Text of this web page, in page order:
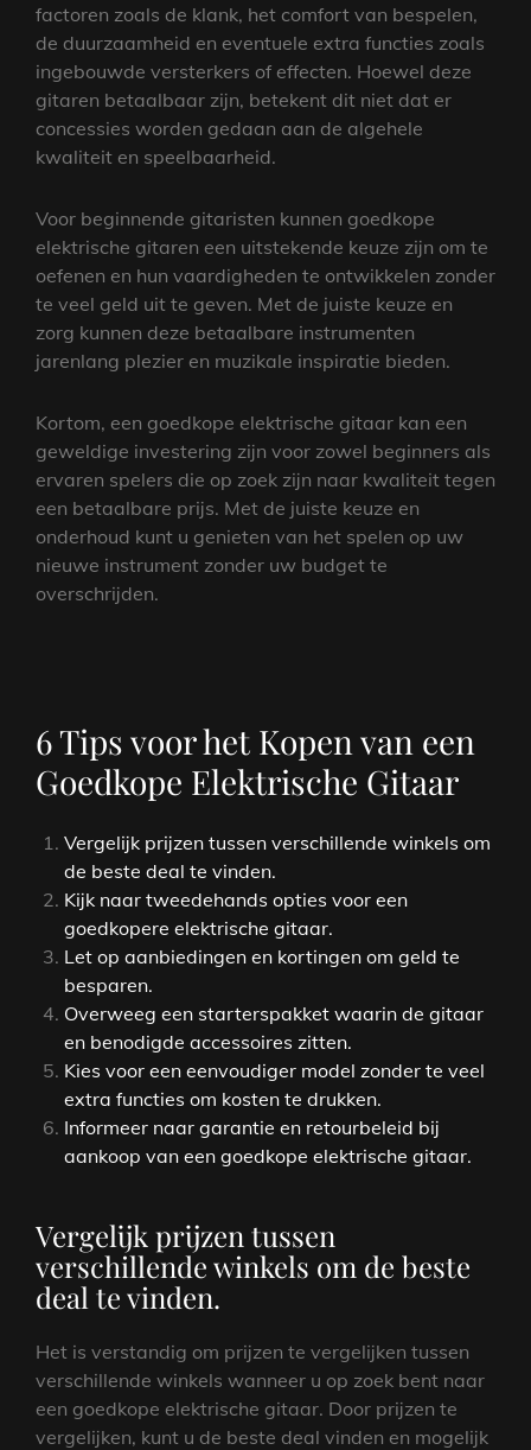
factoren zoals de klank, het comfort van bespelen,
de duurzaamheid en eventuele extra functies zoals
ingebouwde versterkers of effecten. Hoewel deze
gitaren betaalbaar zijn, betekent dit niet dat er
concessies worden gedaan aan de algehele
kwaliteit en speelbaarheid.
Voor beginnende gitaristen kunnen goedkope
elektrische gitaren een uitstekende keuze zijn om te
oefenen en hun vaardigheden te ontwikkelen zonder
te veel geld uit te geven. Met de juiste keuze en
zorg kunnen deze betaalbare instrumenten
jarenlang plezier en muzikale inspiratie bieden.
Kortom, een goedkope elektrische gitaar kan een
geweldige investering zijn voor zowel beginners als
ervaren spelers die op zoek zijn naar kwaliteit tegen
een betaalbare prijs. Met de juiste keuze en
onderhoud kunt u genieten van het spelen op uw
nieuwe instrument zonder uw budget te
overschrijden.
6 Tips voor het Kopen van een
Goedkope Elektrische Gitaar
Vergelijk prijzen tussen verschillende winkels om
de beste deal te vinden.
Kijk naar tweedehands opties voor een
goedkopere elektrische gitaar.
Let op aanbiedingen en kortingen om geld te
besparen.
Overweeg een starterspakket waarin de gitaar
en benodigde accessoires zitten.
Kies voor een eenvoudiger model zonder te veel
extra functies om kosten te drukken.
Informeer naar garantie en retourbeleid bij
aankoop van een goedkope elektrische gitaar.
Vergelijk prijzen tussen
verschillende winkels om de beste
deal te vinden.
Het is verstandig om prijzen te vergelijken tussen
verschillende winkels wanneer u op zoek bent naar
een goedkope elektrische gitaar. Door prijzen te
vergelijken, kunt u de beste deal vinden en mogelijk